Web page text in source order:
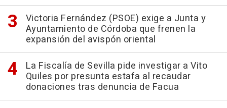
Victoria Fernández (PSOE) exige a Junta y
Ayuntamiento de Córdoba que frenen la
expansión del avispón oriental
La Fiscalía de Sevilla pide investigar a Vito
Quiles por presunta estafa al recaudar
donaciones tras denuncia de Facua